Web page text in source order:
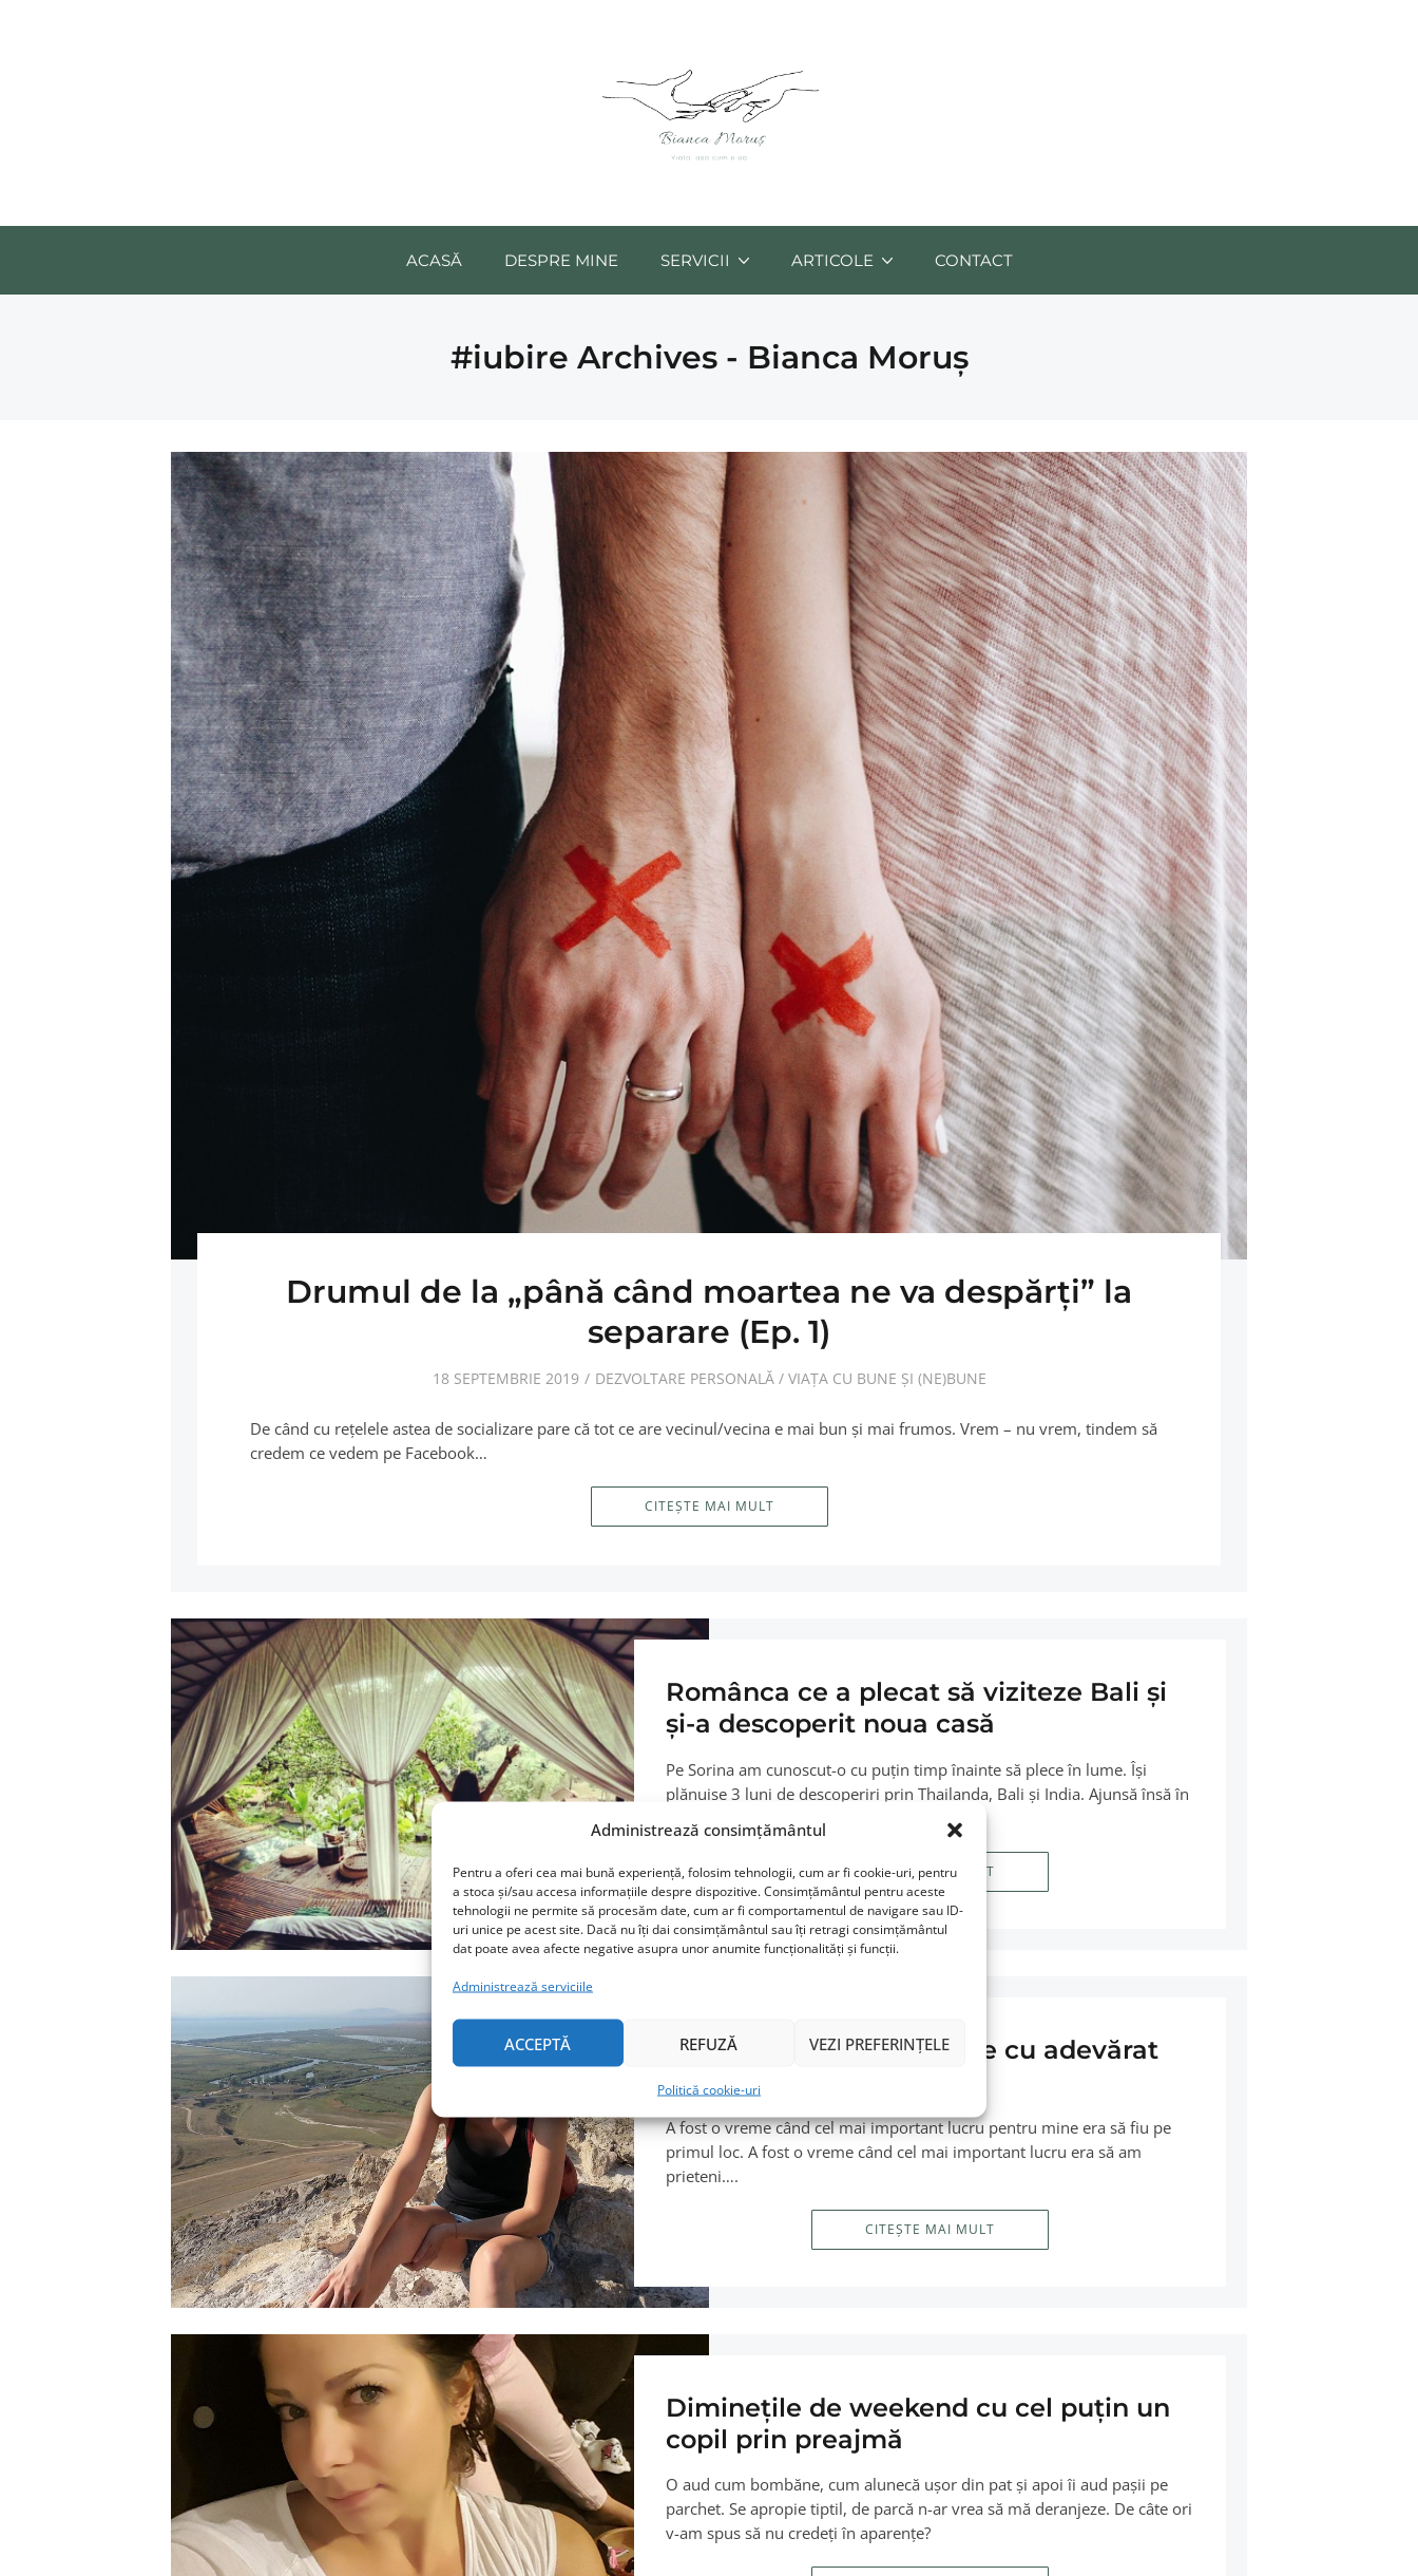
Administrează consimțământul
Pentru a oferi cea mai bună experiență, folosim tehnologii, cum ar fi cookie-uri, pentru
a stoca și/sau accesa informațiile despre dispozitive. Consimțământul pentru aceste
tehnologii ne permite să procesăm date, cum ar fi comportamentul de navigare sau ID-
uri unice pe acest site. Dacă nu îți dai consimțământul sau îți retragi consimțământul
dat poate avea afecte negative asupra unor anumite funcționalități și funcții.
Administrează serviciile
ACCEPTĂ REFUZĂ VEZI PREFERINȚELE
Politică cookie-uri
ACASĂ DESPRE MINE SERVICII ARTICOLE CONTACT
#iubire Archives - Bianca Moruș
Drumul de la „până când moartea ne va despărţi” la
separare (Ep. 1)
18 SEPTEMBRIE 2019 DEZVOLTARE PERSONALĂ/ VIAȚA CU BUNE ȘI (NE)BUNE
De când cu reţelele astea de socializare pare că tot ce are vecinul/vecina e mai bun şi mai frumos. Vrem – nu vrem, tindem să
credem ce vedem pe Facebook…
CITEȘTE MAI MULT
Românca ce a plecat să viziteze Bali și
și-a descoperit noua casă
Pe Sorina am cunoscut-o cu puțin timp înainte să plece în lume. Își
plănuise 3 luni de descoperiri prin Thailanda, Bali și India. Ajunsă însă în
CITEȘTE MAI MULT
Tu cum descoperi ce este cu adevărat
important pentru tine?
A fost o vreme când cel mai important lucru pentru mine era să fiu pe
primul loc. A fost o vreme când cel mai important lucru era să am
prieteni….
CITEȘTE MAI MULT
Dimineţile de weekend cu cel puţin un
copil prin preajmă
O aud cum bombăne, cum alunecă uşor din pat şi apoi îi aud paşii pe
parchet. Se apropie tiptil, de parcă n-ar vrea să mă deranjeze. De câte ori
v-am spus să nu credeţi în aparenţe?